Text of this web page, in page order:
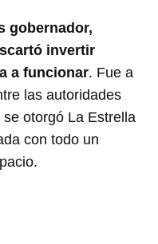
gobernador,
invertir
a funcionar. Fue a
las autoridades
otorgó La Estrella
con todo un